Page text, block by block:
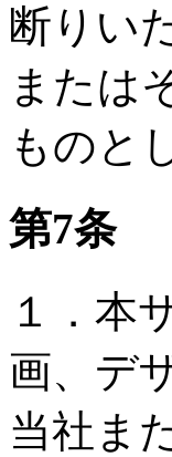
断りい
または
ものと
第7条
１．本
画、デ
当社ま